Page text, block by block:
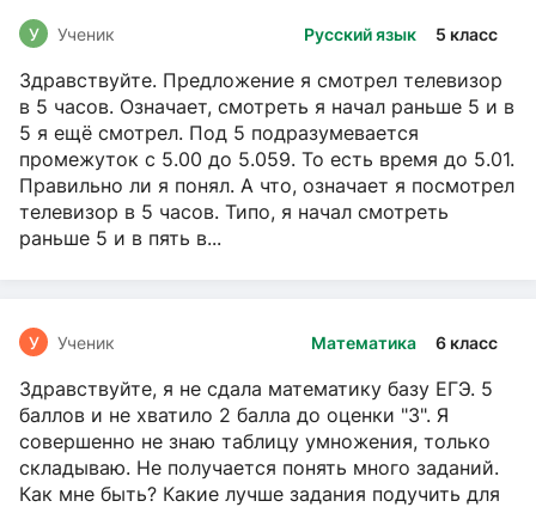
Русский язык 5 класс
У Ученик
Здравствуйте. Предложение я смотрел телевизор
в 5 часов. Означает, смотреть я начал раньше 5 и в
5 я ещё смотрел. Под 5 подразумевается
промежуток с 5.00 до 5.059. То есть время до 5.01.
Правильно ли я понял. А что, означает я посмотрел
телевизор в 5 часов. Типо, я начал смотреть
раньше 5 и в пять в...
Математика 6 класс
У Ученик
Здравствуйте, я не сдала математику базу ЕГЭ. 5
баллов и не хватило 2 балла до оценки "3". Я
совершенно не знаю таблицу умножения, только
складываю. Не получается понять много заданий.
Как мне быть? Какие лучше задания подучить для